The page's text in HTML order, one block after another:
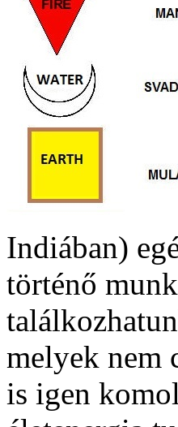
Indiában)
történő
melyek nem
is igen